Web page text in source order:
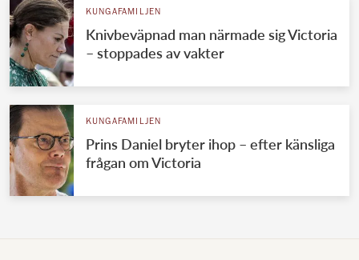
KUNGAFAMILJEN
Knivbeväpnad man närmade sig Victoria
– stoppades av vakter
KUNGAFAMILJEN
Prins Daniel bryter ihop – efter känsliga
frågan om Victoria